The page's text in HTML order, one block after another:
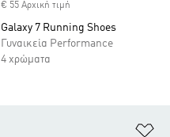
€ 55 Αρχική τιμή
Galaxy 7 Running Shoes
Γυναικεία Performance
4 χρώματα